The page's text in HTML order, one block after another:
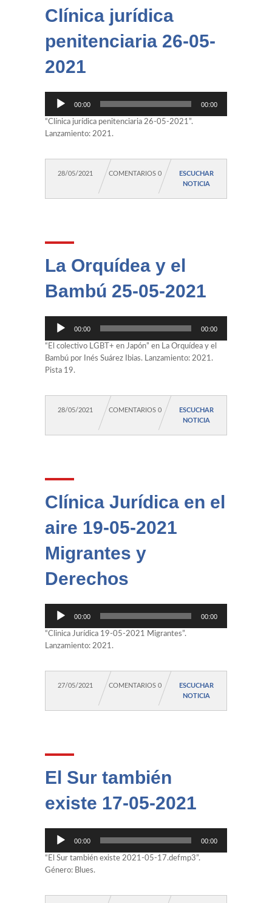
Clínica jurídica
penitenciaria 26-05-
2021
Reproductor
audio
00:00 00:00
“Clínica jurídica penitenciaria 26-05-2021”.
Lanzamiento: 2021.
28/05/2021 COMENTARIOS 0
ESCUCHAR
NOTICIA
La Orquídea y el
Bambú 25-05-2021
Reproductor
audio
00:00 00:00
“El colectivo LGBT+ en Japón” en La Orquídea y el
Bambú por Inés Suárez Ibias. Lanzamiento: 2021.
Pista 19.
28/05/2021 COMENTARIOS 0
ESCUCHAR
NOTICIA
Clínica Jurídica en el
aire 19-05-2021
Migrantes y
Derechos
Reproductor
audio
00:00 00:00
“Clinica Jurídica 19-05-2021 Migrantes”.
Lanzamiento: 2021.
27/05/2021 COMENTARIOS 0
ESCUCHAR
NOTICIA
El Sur también
existe 17-05-2021
Reproductor
audio
00:00 00:00
“El Sur también existe 2021-05-17.defmp3”.
Género: Blues.